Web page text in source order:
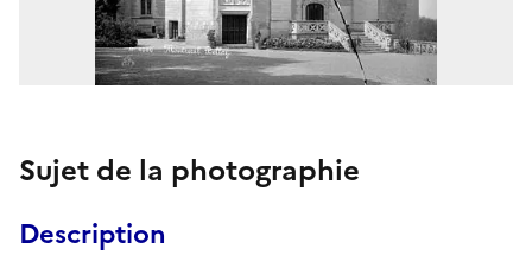
Sujet de la photographie
Description